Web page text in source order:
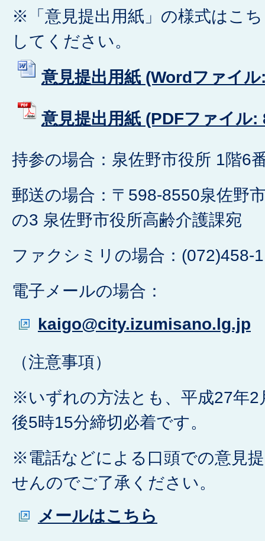
※「意見提出用紙」の様式はこ
してください。
意見提出用紙 (Wordファイ
意見提出用紙 (PDFファイル:
持参の場合：泉佐野市役所 1階6
郵送の場合：〒598-8550泉佐野
の3 泉佐野市役所高齢介護課宛
ファクシミリの場合：(072)458-
電子メールの場合：
kaigo@city.izumisano.lg.jp
（注意事項）
※いずれの方法とも、平成27年2
後5時15分締切必着です。
※電話などによる口頭での意見
せんのでご了承ください。
メールはこちら